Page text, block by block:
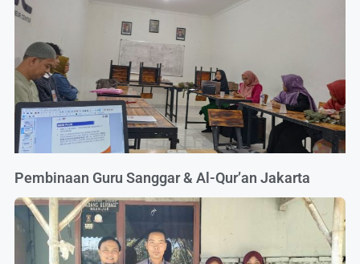
Pembinaan Guru Sanggar & Al-Qur’an Jakarta